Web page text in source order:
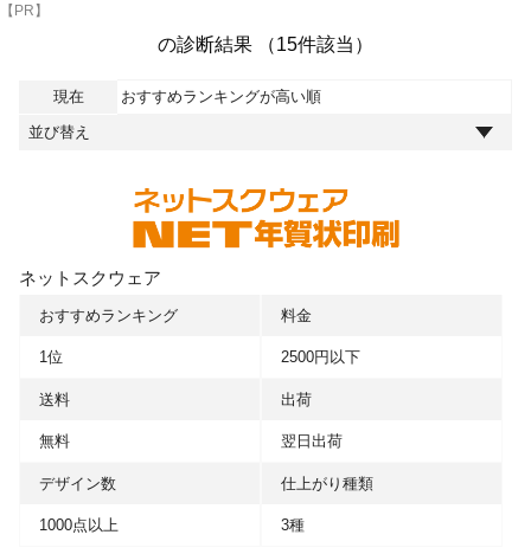
【PR】
の診断結果 （15件該当）
現在 おすすめランキングが高い順
ネットスクウェア
おすすめランキング
1位
料金
2500円以下
送料
無料
出荷
翌日出荷
デザイン数
1000点以上
仕上がり種類
3種